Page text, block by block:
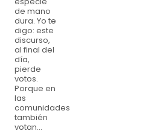
de mano
dura. Yo te
digo: este
discurso,
al final del
día,
pierde
votos.
Porque en
las
comunidades
también
votan...